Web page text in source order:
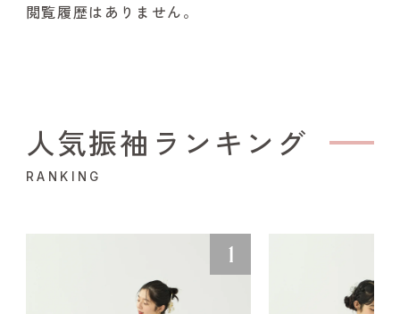
閲覧履歴はありません。
人気振袖ランキング
RANKING